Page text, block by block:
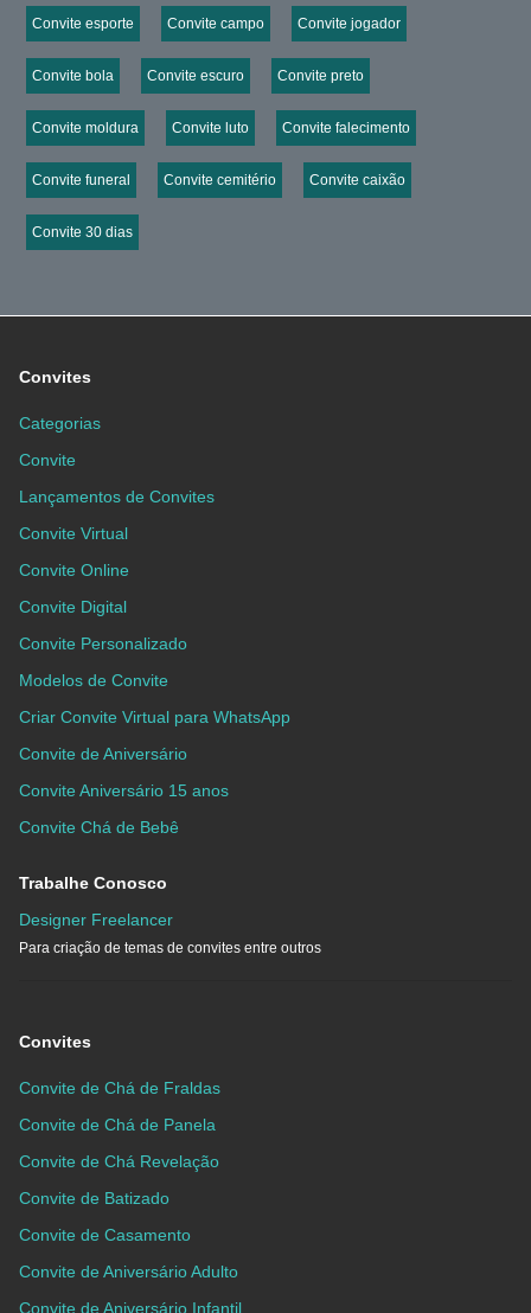
Convite esporte Convite campo Convite jogador
Convite bola Convite escuro Convite preto
Convite moldura Convite luto Convite falecimento
Convite funeral Convite cemitério Convite caixão
Convite 30 dias
Convites
Categorias
Convite
Lançamentos de Convites
Convite Virtual
Convite Online
Convite Digital
Convite Personalizado
Modelos de Convite
Criar Convite Virtual para WhatsApp
Convite de Aniversário
Convite Aniversário 15 anos
Convite Chá de Bebê
Trabalhe Conosco
Designer Freelancer
Para criação de temas de convites entre outros
Convites
Convite de Chá de Fraldas
Convite de Chá de Panela
Convite de Chá Revelação
Convite de Batizado
Convite de Casamento
Convite de Aniversário Adulto
Convite de Aniversário Infantil